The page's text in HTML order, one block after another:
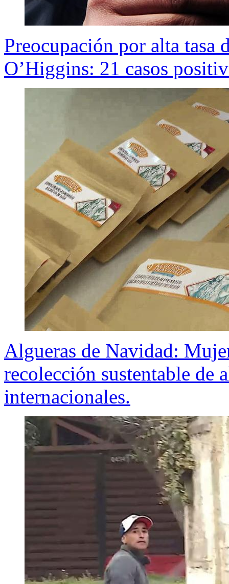
Preocupación por alta tasa
O’Higgins: 21 casos
Algueras de Navidad:
recolección sustentable de
internacionales.